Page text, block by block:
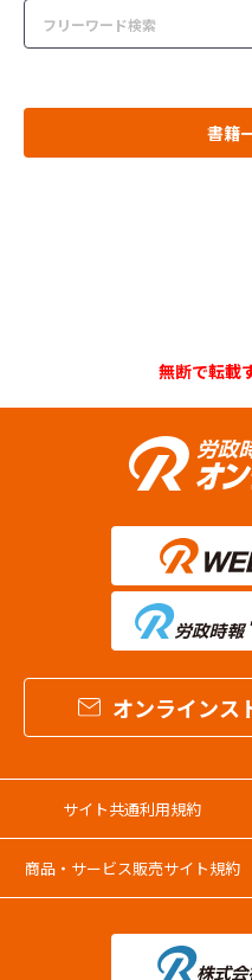
書籍
無断で転載
オンラインス
サイト共通利用規約
商品・サービス販売サイト規約